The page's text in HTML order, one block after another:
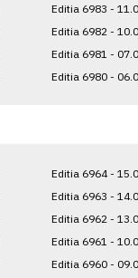
Editia 6983 -
Editia 6982 -
Editia 6981 -
Editia 6980 -
Editia 6964 -
Editia 6963 -
Editia 6962 -
Editia 6961 -
Editia 6960 -